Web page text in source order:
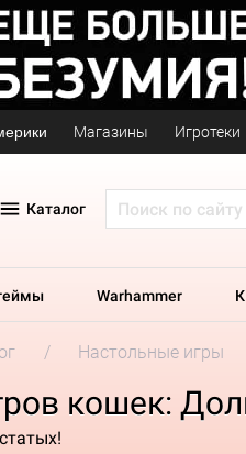
Магазины Игротеки
Каталог
Warhammer
Настольные игры
кошек: